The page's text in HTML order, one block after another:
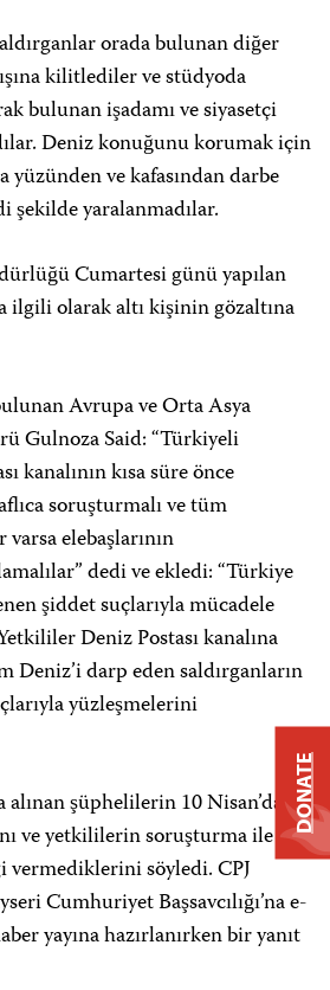
orada bulunan diğer
kilitlediler ve stüdyoda
bulunan işadamı ve siyasetçi
Deniz konuğunu korumak için
yüzünden ve kafasından darbe
şekilde yaralanmadılar.
Cumartesi günü yapılan
ilgili olarak altı kişinin gözaltına
Avrupa ve Orta Asya
Gulnoza Said: “Türkiyeli
kanalının kısa süre önce
soruşturmalı ve tüm
elebaşlarının
dedi ve ekledi: “Türkiye
şiddet suçlarıyla mücadele
Deniz Postası kanalına
Deniz’i darp eden saldırganların
yüzleşmelerini
alınan şüphelilerin 10 Nisan’da
ve yetkililerin soruşturma ile
söyledi. CPJ
Cumhuriyet Başsavcılığı’na e-
yayına hazırlanırken bir yanıt
DONATE